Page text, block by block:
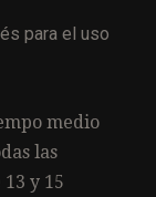
para el uso
medio
las
y 15